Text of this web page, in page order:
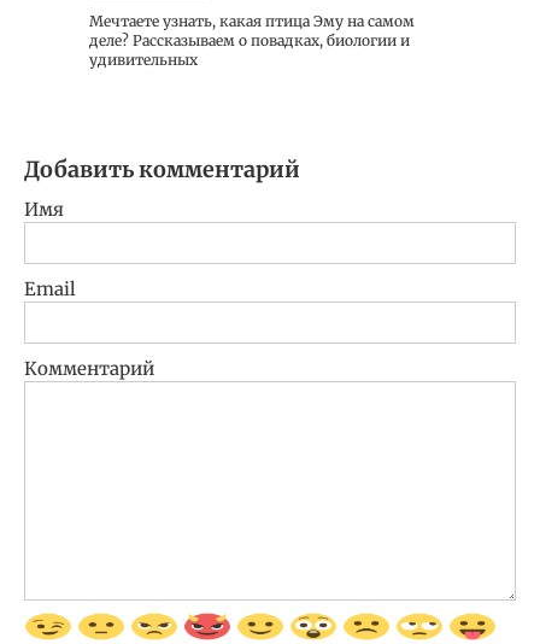
Мечтаете узнать, какая птица Эму на самом
деле? Рассказываем о повадках, биологии и
удивительных
Добавить комментарий
Имя
Email
Комментарий